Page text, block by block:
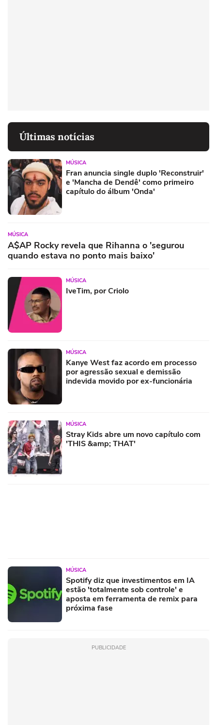
Últimas notícias
MÚSICA
Fran anuncia single duplo 'Reconstruir'
e 'Mancha de Dendê' como primeiro
capítulo do álbum 'Onda'
MÚSICA
A$AP Rocky revela que Rihanna o 'segurou
quando estava no ponto mais baixo'
MÚSICA
IveTim, por Criolo
MÚSICA
Kanye West faz acordo em processo
por agressão sexual e demissão
indevida movido por ex-funcionária
MÚSICA
Stray Kids abre um novo capítulo com
'THIS &amp; THAT'
MÚSICA
Spotify diz que investimentos em IA
estão 'totalmente sob controle' e
aposta em ferramenta de remix para
próxima fase
PUBLICIDADE